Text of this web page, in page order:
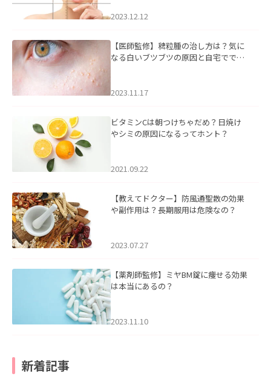
2023.12.12
【医師監修】稗粒腫の治し方は？気に
なる白いブツブツの原因と自宅ででき
2023.11.17
ビタミンCは朝つけちゃだめ？日焼け
やシミの原因になるってホント？
2021.09.22
【教えてドクター】防風通聖散の効果
や副作用は？長期服用は危険なの？
2023.07.27
【薬剤師監修】ミヤBM錠に痩せる効果
は本当にあるの？
2023.11.10
新着記事